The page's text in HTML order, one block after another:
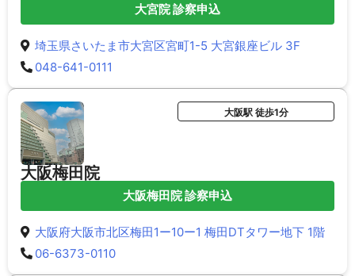
大宮院 診察申込
埼玉県さいたま市大宮区宮町1-5 大宮銀座ビル 3F
048-641-0111
大阪梅田院
大阪駅 徒歩1分
大阪梅田院 診察申込
大阪府大阪市北区梅田1ー10ー1 梅田DTタワー地下 1階
06-6373-0110